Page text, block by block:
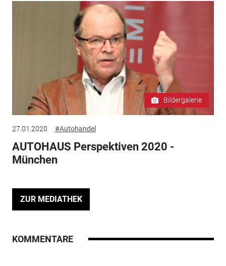
Bildergalerie
27.01.2020 #Autohandel
AUTOHAUS Perspektiven 2020 -
München
ZUR MEDIATHEK
KOMMENTARE